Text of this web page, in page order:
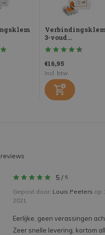
3-voud...
€16,95
Incl. btw
5 / 5
Gepost door: Louis Peeters op
2021
Eerlijke, geen verassingen
Zeer snelle levering, kortom